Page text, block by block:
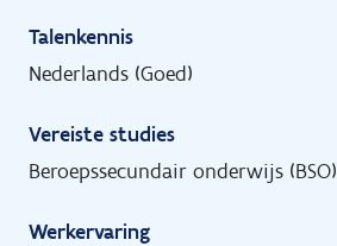
Talenkennis
Nederlands (Goed)
Vereiste studies
Beroepssecundair onderwijs (BSO)
Werkervaring